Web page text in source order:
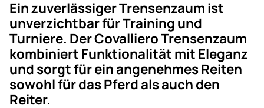
Ein zuverlässiger Trensenzaum ist
unverzichtbar für Training und
Turniere. Der Covalliero Trensenzaum
kombiniert Funktionalität mit Eleganz
und sorgt für ein angenehmes Reiten
sowohl für das Pferd als auch den
Reiter.